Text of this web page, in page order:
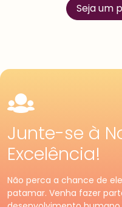
Seja um
Junte-se à
Excelência!
Não perca a chance de
patamar. Venha fazer
Pessoa Física
Premium
Tenha acessos exclusivos
e diferenciados da maior